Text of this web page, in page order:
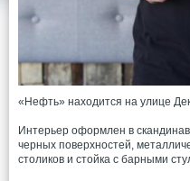
«Нефть» находится на улице
Интерьер оформлен в
черных поверхностей,
столиков и стойка с барными